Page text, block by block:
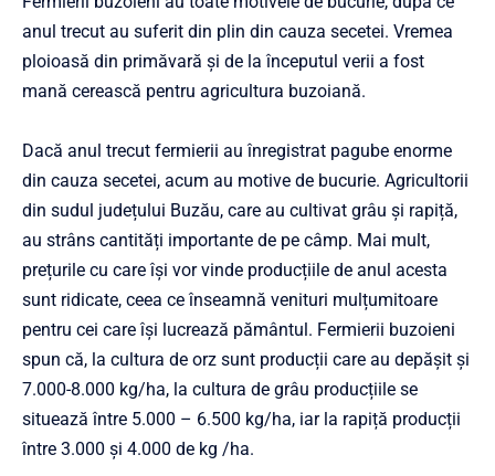
anul trecut au suferit din plin din cauza secetei. Vremea
ploioasă din primăvară și de la începutul verii a fost
mană cerească pentru agricultura buzoiană.
Dacă anul trecut fermierii au înregistrat pagube enorme
din cauza secetei, acum au motive de bucurie. Agricultorii
din sudul județului Buzău, care au cultivat grâu și rapiță,
au strâns cantități importante de pe câmp. Mai mult,
prețurile cu care își vor vinde producțiile de anul acesta
sunt ridicate, ceea ce înseamnă venituri mulțumitoare
pentru cei care își lucrează pământul. Fermierii buzoieni
spun că, la cultura de orz sunt producții care au depășit și
7.000-8.000 kg/ha, la cultura de grâu producțiile se
situează între 5.000 – 6.500 kg/ha, iar la rapiță producții
între 3.000 și 4.000 de kg /ha.